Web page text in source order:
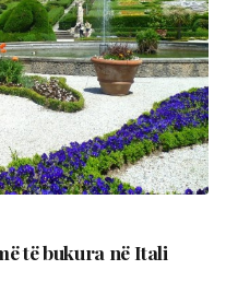
të bukura në Itali